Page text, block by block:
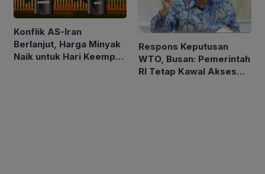
Konflik AS-Iran
Berlanjut, Harga Minyak
Naik untuk Hari Keempat
Respons Keputusan
WTO, Busan: Pemerintah
RI Tetap Kawal Akses